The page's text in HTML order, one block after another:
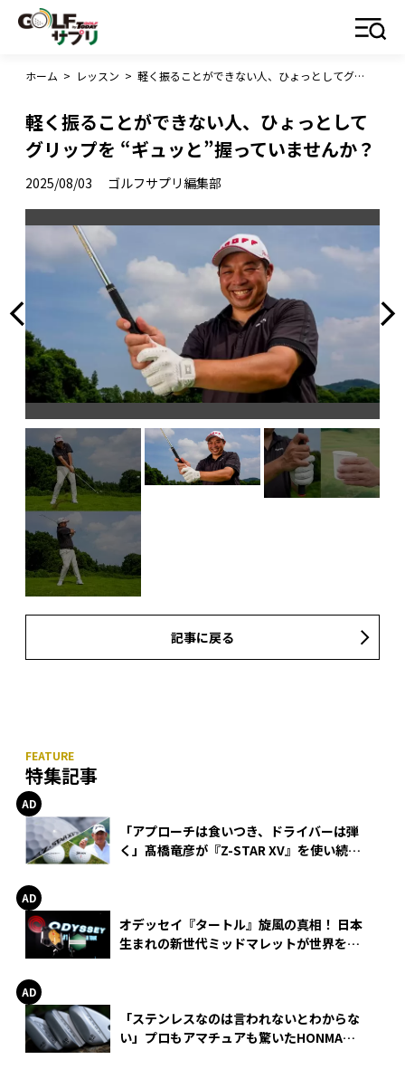
ホーム > レッスン > 軽く振ることができない人、ひょっとしてグリップを “ギュッと”握っていませんか？
軽く振ることができない人、ひょっとして
グリップを “ギュッと”握っていませんか？
2025/08/03 ゴルフサプリ編集部
記事に戻る
特集記事
「アプローチは食いつき、ドライバーは弾
く」髙橋竜彦が『Z-STAR XV』を使い続け
オデッセイ『タートル』旋風の真相！ 日本
生まれの新世代ミッドマレットが世界を席
「ステンレスなのは言われないとわからな
い」プロもアマチュアも驚いたHONMA